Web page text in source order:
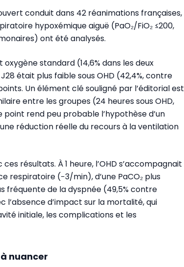
conduit dans 42 réanimations françaises,
hypoxémique aiguë (PaO₂/FiO₂ ≤200,
ont été analysés.
standard (14,6% dans les deux
était plus faible sous OHD (42,4%, contre
Un élément clé souligné par l’éditorial est
entre les groupes (24 heures sous OHD,
rend peu probable l’hypothèse d’un
réduction réelle du recours à la ventilation
résultats. À 1 heure, l’OHD s’accompagnait
respiratoire (−3/min), d’une PaCO₂ plus
fréquente de la dyspnée (49,5% contre
d’impact sur la mortalité, qui
initiale, les complications et les
nuancer